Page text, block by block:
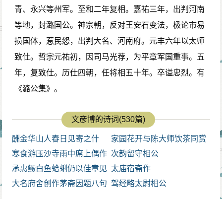
青、永兴等州军。至和二年复相。嘉祐三年，出判河南
等地，封潞国公。神宗朝，反对王安石变法，极论市易
损国体，惹民怨，出判大名、河南府。元丰六年以太师
致仕。哲宗元祐初，因司马光荐，为平章军国重事。五
年，复致仕。历仕四朝，任将相五十年。卒谥忠烈。有
《潞公集》。
文彦博的诗词(530篇)
酬金华山人春日见寄之什
家园花开与陈大师饮茶同赏
呈伯寿
寒食游压沙寺雨中席上偶作
其二
次韵留守相公
承惠鳜白鱼蛤蜊仍以佳章见
示并深珍感辄依来韵奉和且
太庙宿斋作
大名府舍创作茅斋因题八句 驾经略太尉相公